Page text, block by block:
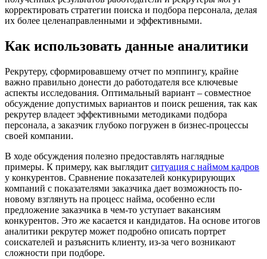
корректировать стратегии поиска и подбора персонала, делая
их более целенаправленными и эффективными.
Как использовать данные аналитики
Рекрутеру, сформировавшему отчет по мэппингу, крайне
важно правильно донести до работодателя все ключевые
аспекты исследования. Оптимальный вариант – совместное
обсуждение допустимых вариантов и поиск решения, так как
рекрутер владеет эффективными методиками подбора
персонала, а заказчик глубоко погружен в бизнес-процессы
своей компании.
В ходе обсуждения полезно предоставлять наглядные
примеры. К примеру, как выглядит ситуация с наймом кадров
у конкурентов. Сравнение показателей конкурирующих
компаний с показателями заказчика дает возможность по-
новому взглянуть на процесс найма, особенно если
предложение заказчика в чем-то уступает вакансиям
конкурентов. Это же касается и кандидатов. На основе итогов
аналитики рекрутер может подробно описать портрет
соискателей и разъяснить клиенту, из-за чего возникают
сложности при подборе.